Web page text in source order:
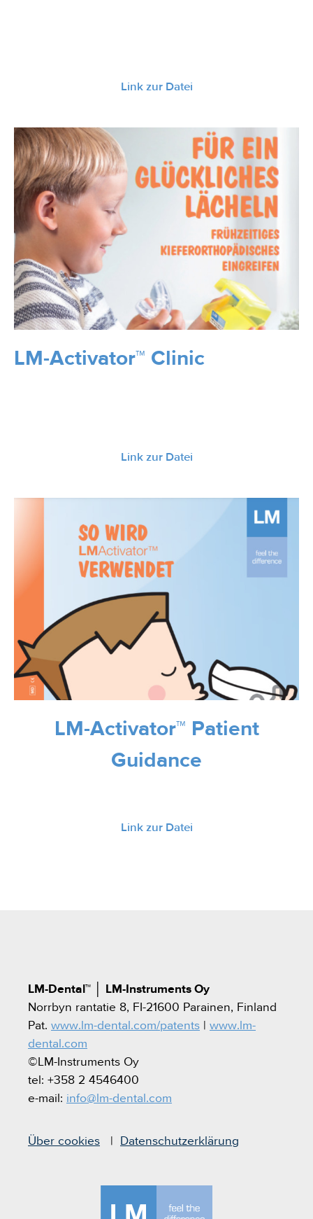
Link zur Datei
LM-Activator™ Clinic
Link zur Datei
LM-Activator™ Patient
Guidance
Link zur Datei
LM-Dental™
LM-Instruments Oy
Norrbyn rantatie 8, FI-21600 Parainen, Finland
Pat. www.lm-dental.com/patents
www.lm-
dental.com
©LM-Instruments Oy
tel: +358 2 4546400
e-mail: info@lm-dental.com
Über cookies Datenschutzerklärung